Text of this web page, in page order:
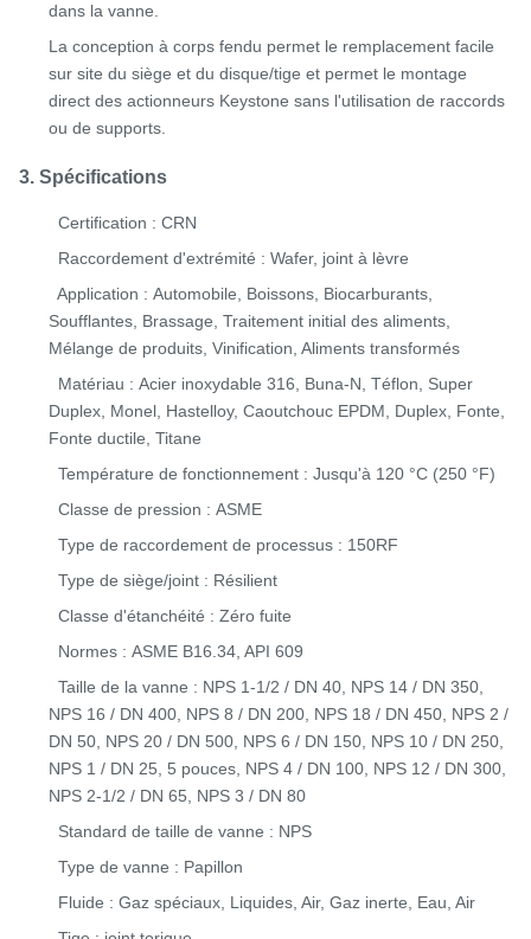
dans la vanne.
La conception à corps fendu permet le remplacement facile
sur site du siège et du disque/tige et permet le montage
direct des actionneurs Keystone sans l'utilisation de raccords
ou de supports.
3. Spécifications
Certification : CRN
Raccordement d'extrémité : Wafer, joint à lèvre
Application : Automobile, Boissons, Biocarburants,
Soufflantes, Brassage, Traitement initial des aliments,
Mélange de produits, Vinification, Aliments transformés
Matériau : Acier inoxydable 316, Buna-N, Téflon, Super
Duplex, Monel, Hastelloy, Caoutchouc EPDM, Duplex, Fonte,
Fonte ductile, Titane
Température de fonctionnement : Jusqu'à 120 °C (250 °F)
Classe de pression : ASME
Type de raccordement de processus : 150RF
Type de siège/joint : Résilient
Classe d'étanchéité : Zéro fuite
Normes : ASME B16.34, API 609
Taille de la vanne : NPS 1-1/2 / DN 40, NPS 14 / DN 350,
NPS 16 / DN 400, NPS 8 / DN 200, NPS 18 / DN 450, NPS 2 /
DN 50, NPS 20 / DN 500, NPS 6 / DN 150, NPS 10 / DN 250,
NPS 1 / DN 25, 5 pouces, NPS 4 / DN 100, NPS 12 / DN 300,
NPS 2-1/2 / DN 65, NPS 3 / DN 80
Standard de taille de vanne : NPS
Type de vanne : Papillon
Fluide : Gaz spéciaux, Liquides, Air, Gaz inerte, Eau, Air